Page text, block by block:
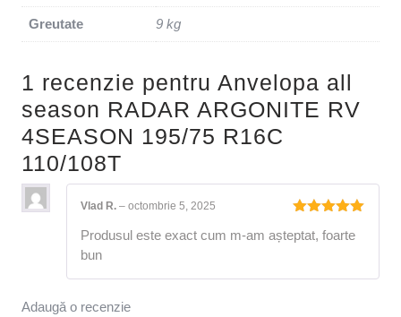
Greutate 9 kg
1 recenzie pentru Anvelopa all
season RADAR ARGONITE RV
4SEASON 195/75 R16C
110/108T
5din 5
Vlad R. – octombrie 5, 2025
Produsul este exact cum m-am așteptat, foarte
bun
Adaugă o recenzie